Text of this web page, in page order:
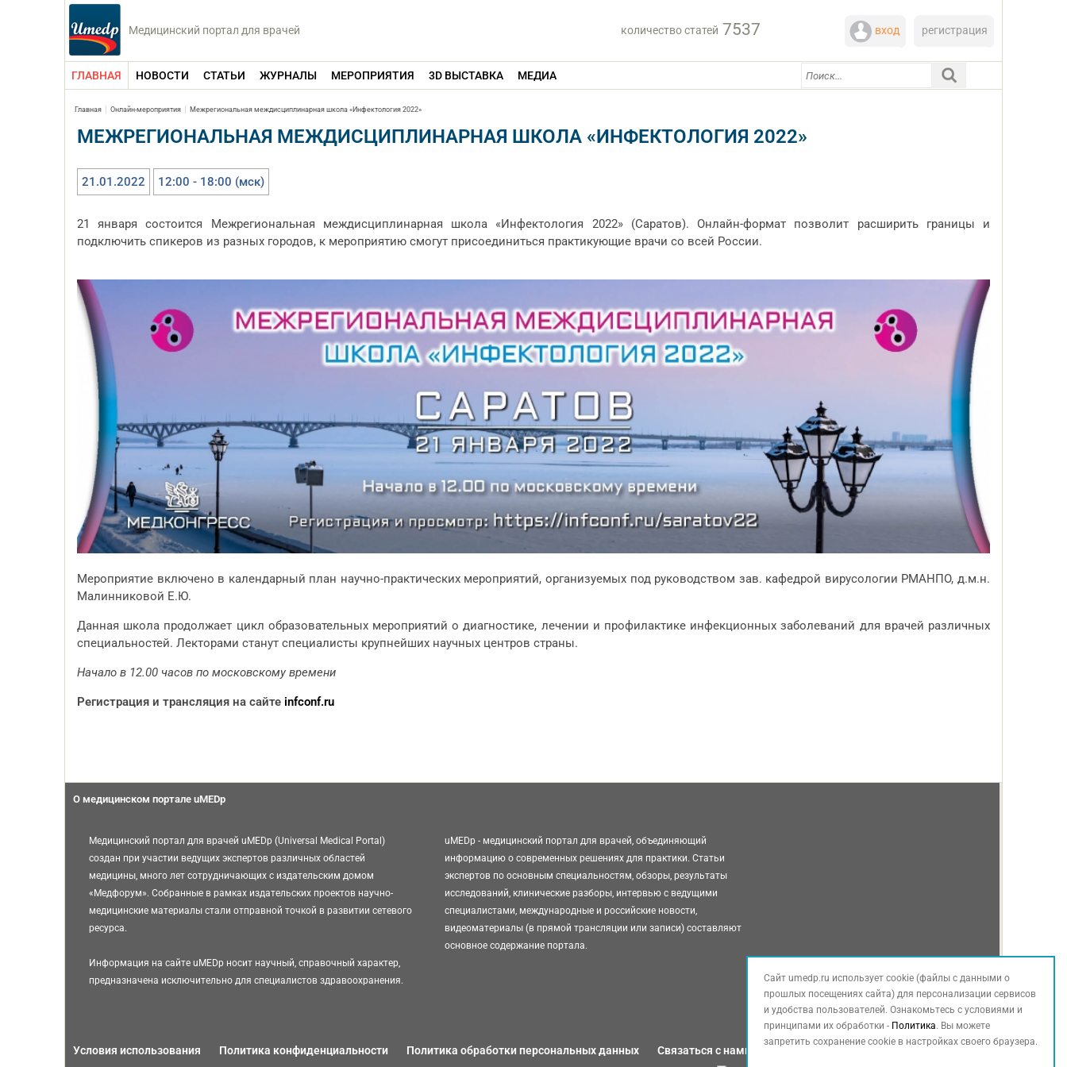
Медицинский портал для врачей количество статей 7537 вход регистрация
ГЛАВНАЯ НОВОСТИ СТАТЬИ ЖУРНАЛЫ МЕРОПРИЯТИЯ 3D ВЫСТАВКА МЕДИА
Главная Онлайн-мероприятия Межрегиональная междисциплинарная школа «Инфектология 2022»
МЕЖРЕГИОНАЛЬНАЯ МЕЖДИСЦИПЛИНАРНАЯ ШКОЛА «ИНФЕКТОЛОГИЯ 2022»
21.01.2022 12:00 - 18:00 (мск)
21 января состоится Межрегиональная междисциплинарная школа «Инфектология 2022» (Саратов). Онлайн-формат позволит расширить границы и
подключить спикеров из разных городов, к мероприятию смогут присоединиться практикующие врачи со всей России.
Мероприятие включено в календарный план научно-практических мероприятий, организуемых под руководством зав. кафедрой вирусологии РМАНПО, д.м.н.
Малинниковой Е.Ю.
Данная школа продолжает цикл образовательных мероприятий о диагностике, лечении и профилактике инфекционных заболеваний для врачей различных
специальностей. Лекторами станут специалисты крупнейших научных центров страны.
Начало в 12.00 часов по московскому времени
Регистрация и трансляция на сайте infconf.ru
О медицинском портале uMEDp
Медицинский портал для врачей uMEDp (Universal Medical Portal)
создан при участии ведущих экспертов различных областей
медицины, много лет сотрудничающих с издательским домом
«Медфорум». Собранные в рамках издательских проектов научно-
медицинские материалы стали отправной точкой в развитии сетевого
ресурса.
Информация на сайте uMEDp носит научный, справочный характер,
предназначена исключительно для специалистов здравоохранения.
uMEDp - медицинский портал для врачей, объединяющий
информацию о современных решениях для практики. Статьи
экспертов по основным специальностям, обзоры, результаты
исследований, клинические разборы, интервью с ведущими
специалистами, международные и российские новости,
видеоматериалы (в прямой трансляции или записи) составляют
основное содержание портала.
Условия использования Политика конфиденциальности Политика обработки персональных данных Связаться с нами
Сайт umedp.ru использует cookie (файлы с данными о
прошлых посещениях сайта) для персонализации сервисов
и удобства пользователей. Ознакомьтесь с условиями и
принципами их обработки - Политика. Вы можете
запретить сохранение cookie в настройках своего браузера.